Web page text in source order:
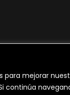
para mejorar
continúa